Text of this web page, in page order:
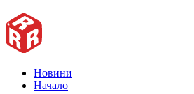
Новини
Начало